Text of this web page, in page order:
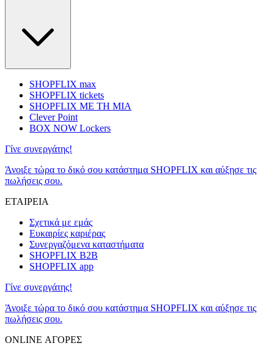
SHOPFLIX max
SHOPFLIX tickets
SHOPFLIX ΜΕ ΤΗ ΜΙΑ
Clever Point
BOX NOW Lockers
Γίνε συνεργάτης!
Άνοιξε τώρα το δικό σου κατάστημα SHOPFLIX και αύξησε τις
πωλήσεις σου.
ΕΤΑΙΡΕΙΑ
Σχετικά με εμάς
Ευκαιρίες καριέρας
Συνεργαζόμενα καταστήματα
SHOPFLIX B2B
SHOPFLIX app
Γίνε συνεργάτης!
Άνοιξε τώρα το δικό σου κατάστημα SHOPFLIX και αύξησε τις
πωλήσεις σου.
ONLINE ΑΓΟΡΕΣ